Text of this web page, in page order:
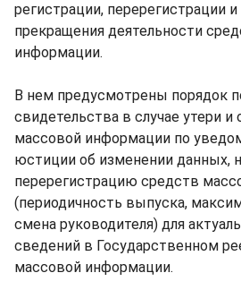
регистрации, перерегистрации
прекращения деятельности
информации.
В нем предусмотрены порядок
свидетельства в случае утери и
массовой информации по
юстиции об изменении данных,
перерегистрацию средств
(периодичность выпуска,
смена руководителя) для
сведений в Государственном
массовой информации.